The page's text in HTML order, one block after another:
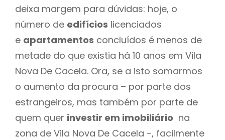
deixa margem para dúvidas: hoje, o
número de edifícios licenciados
e apartamentos concluídos é menos de
metade do que existia há 10 anos em Vila
Nova De Cacela. Ora, se a isto somarmos
o aumento da procura – por parte dos
estrangeiros, mas também por parte de
quem quer investir em imobiliário na
zona de Vila Nova De Cacela -, facilmente